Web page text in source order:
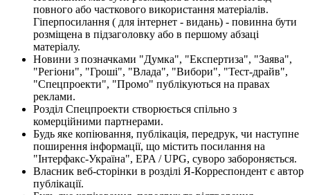
повного або часткового використання матеріалів.
Гіперпосилання ( для інтернет - видань) - повинна бути
розміщена в підзаголовку або в першому абзаці
матеріалу.
Новини з позначками "Думка", "Експертиза", "Заява",
"Регіони", "Гроші", "Влада", "Вибори", "Тест-драйв",
"Спецпроекти", "Промо" публікуються на правах
реклами.
Розділ Спецпроекти створюється спільно з
комерційними партнерами.
Будь яке копіювання, публікація, передрук, чи наступне
поширення інформації, що містить посилання на
"Інтерфакс-Україна", EPA / UPG, суворо забороняється.
Власник веб-сторінки в розділі Я-Корреспондент є автор
публікації.